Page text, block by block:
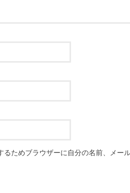
るためブラウザーに自分の名前、メー